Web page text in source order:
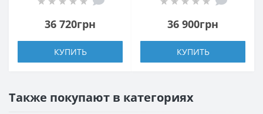
36 720грн
КУПИТЬ
36 900грн
КУПИТЬ
Также покупают в категориях